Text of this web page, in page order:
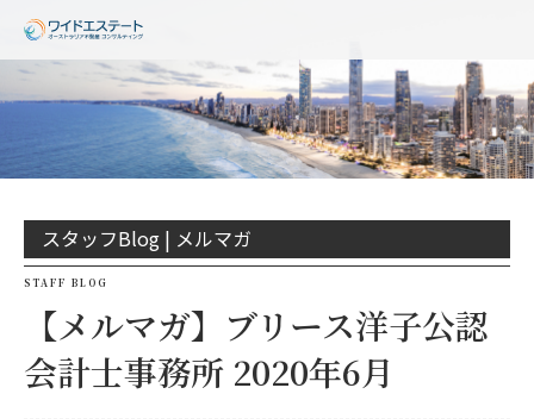
スタッフBlog | メルマガ
STAFF BLOG
【メルマガ】ブリース洋子公認
会計士事務所 2020年6月